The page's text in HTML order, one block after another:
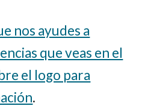
nos ayudes a
que veas en el
el logo para
.